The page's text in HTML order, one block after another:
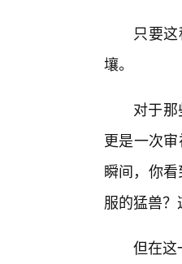
只要
壤。
对于
更是一次
瞬间，你
服的猛兽
但在这